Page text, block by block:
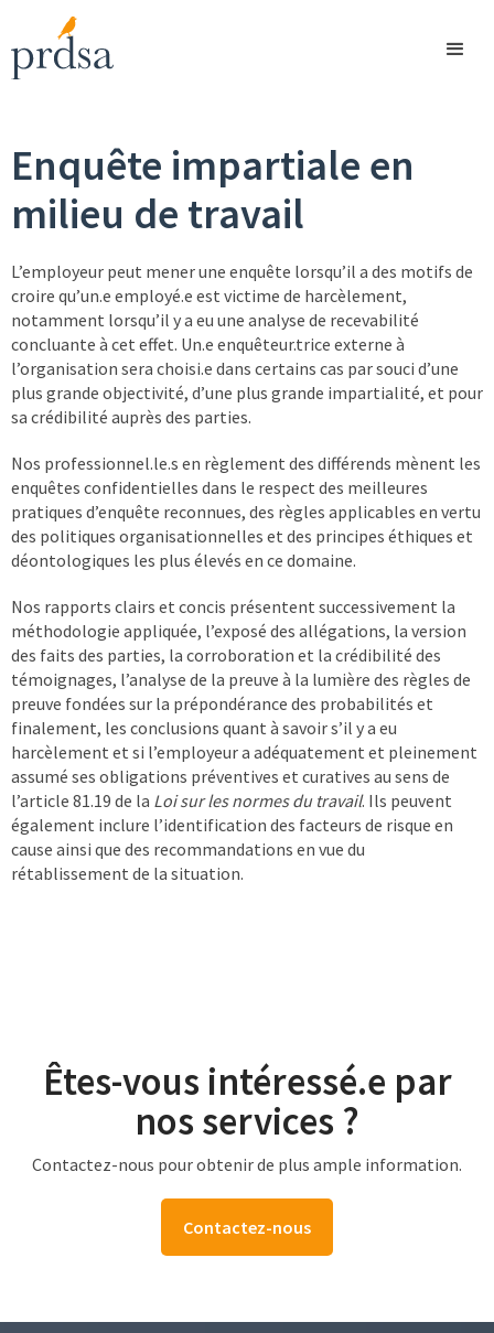
Enquête impartiale en
milieu de travail
L’employeur peut mener une enquête lorsqu’il a des motifs de
croire qu’un.e employé.e est victime de harcèlement,
notamment lorsqu’il y a eu une analyse de recevabilité
concluante à cet effet. Un.e enquêteur.trice externe à
l’organisation sera choisi.e dans certains cas par souci d’une
plus grande objectivité, d’une plus grande impartialité, et pour
sa crédibilité auprès des parties.
Nos professionnel.le.s en règlement des différends mènent les
enquêtes confidentielles dans le respect des meilleures
pratiques d’enquête reconnues, des règles applicables en vertu
des politiques organisationnelles et des principes éthiques et
déontologiques les plus élevés en ce domaine.
Nos rapports clairs et concis présentent successivement la
méthodologie appliquée, l’exposé des allégations, la version
des faits des parties, la corroboration et la crédibilité des
témoignages, l’analyse de la preuve à la lumière des règles de
preuve fondées sur la prépondérance des probabilités et
finalement, les conclusions quant à savoir s’il y a eu
harcèlement et si l’employeur a adéquatement et pleinement
assumé ses obligations préventives et curatives au sens de
l’article 81.19 de la Loi sur les normes du travail. Ils peuvent
également inclure l’identification des facteurs de risque en
cause ainsi que des recommandations en vue du
rétablissement de la situation.
Êtes-vous intéressé.e par
nos services ?
Contactez-nous pour obtenir de plus ample information.
Contactez-nous